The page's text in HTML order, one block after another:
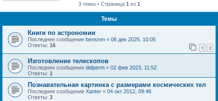
3 темы • Страница 1 из 1
Темы
Книги по астрономии
Последнее сообщение berezen « 06 дек 2025, 10:05
Ответы: 16 1 2
Изготовление телескопов
Последнее сообщение didperm « 02 фев 2023, 11:52
Ответы: 1
Познавательная картинка с размерами космических тел
Последнее сообщение Xanter « 04 окт 2012, 09:46
Ответы: 3